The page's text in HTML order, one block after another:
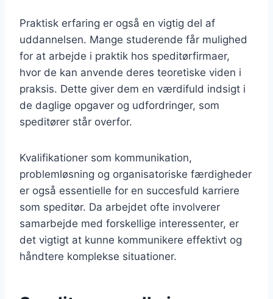
Praktisk erfaring er også en vigtig del af
uddannelsen. Mange studerende får mulighed
for at arbejde i praktik hos speditørfirmaer,
hvor de kan anvende deres teoretiske viden i
praksis. Dette giver dem en værdifuld indsigt i
de daglige opgaver og udfordringer, som
speditører står overfor.
Kvalifikationer som kommunikation,
problemløsning og organisatoriske færdigheder
er også essentielle for en succesfuld karriere
som speditør. Da arbejdet ofte involverer
samarbejde med forskellige interessenter, er
det vigtigt at kunne kommunikere effektivt og
håndtere komplekse situationer.